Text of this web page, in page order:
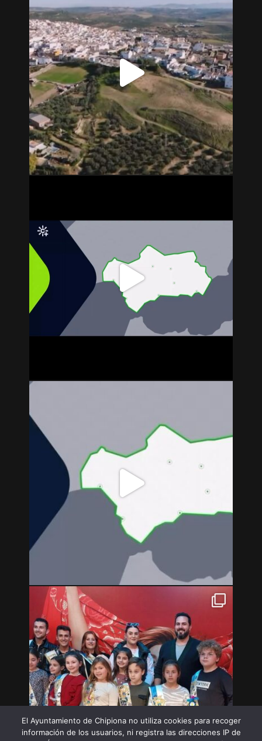
El Ayuntamiento de Chipiona no utiliza cookies para recoger
información de los usuarios, ni registra las direcciones IP de